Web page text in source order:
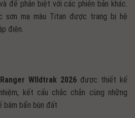
để phân biệt với các phiên bản khác.
sơn mạ màu Titan được trang bị hệ
điện.
WIldtrak 2026 được thiết kế
kết cấu chắc chắn cùng những
bám bẩn bùn đất